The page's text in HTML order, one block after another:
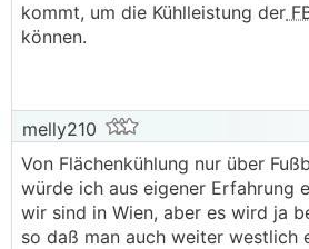
kommt, um die Kühlleistung der
können.
melly210
Von Flächenkühlung nur über
würde ich aus eigener Erfahrung
wir sind in Wien, aber es wird ja
so daß man auch weiter westlich